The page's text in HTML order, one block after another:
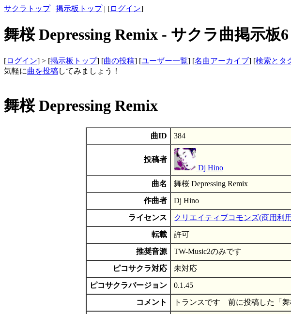
サクラトップ| 掲示板トップ| [ログイン] |
舞桜 Depressing Remix - サクラ曲掲示板6
[ログイン] > [掲示板トップ] [曲の投稿] [ユーザー一覧] [名曲アーカイブ] [検索とタ
気軽に曲を投稿してみましょう！
舞桜 Depressing Remix
曲ID 384
投稿者
Dj Hino
曲名
舞桜 Depressing Remix
作曲者 Dj Hino
ライセンス クリエイティブコモンズ(商用利
転載 許可
推奨音源 TW-Music2のみです
ピコサクラ対応 未対応
ピコサクラバージョン 0.1.45
コメント トランスです 前に投稿した「